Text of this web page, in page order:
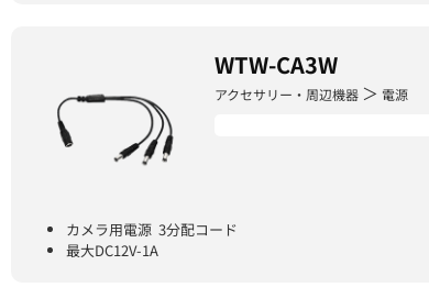
WTW-CA3W
アクセサリー・周辺機器 ＞ 電源
カメラ用電源 3分配コード
最大DC12V-1A